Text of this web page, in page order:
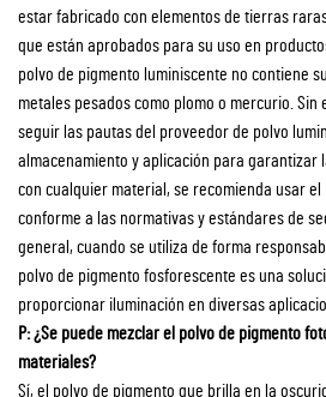
estar fabricado con elementos de tierras
que están aprobados para su uso en
polvo de pigmento luminiscente no contiene
metales pesados como plomo o mercurio. Sin
seguir las pautas del proveedor de polvo
almacenamiento y aplicación para garantizar
con cualquier material, se recomienda usar
conforme a las normativas y estándares de
general, cuando se utiliza de forma
polvo de pigmento fosforescente es una
proporcionar iluminación en diversas
P: ¿Se puede mezclar el polvo de pigmento
materiales?
Sí, el polvo de pigmento que brilla en la